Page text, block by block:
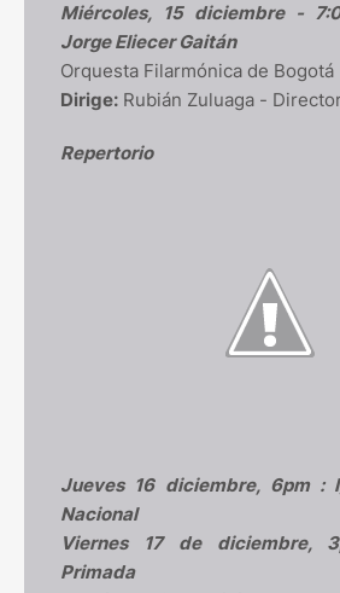
Miércoles, 15 diciembre -
Jorge Eliecer Gaitán
Orquesta Filarmónica de Bogotá
Dirige: Rubián Zuluaga -
Repertorio
Jueves 16 diciembre, 6pm :
Nacional
Viernes 17 de diciembre,
Primada